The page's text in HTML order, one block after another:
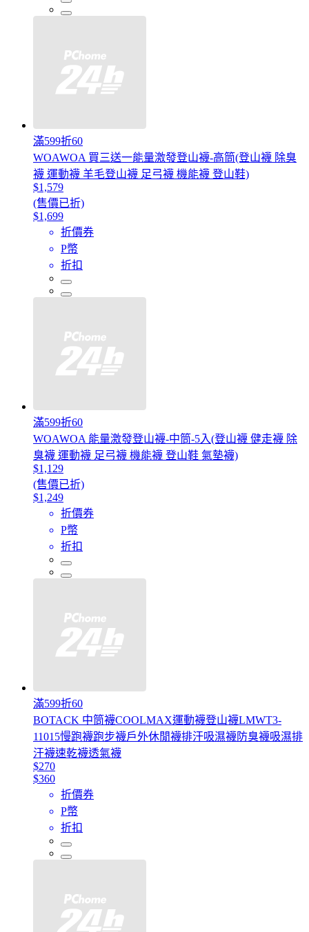
滿599折60
WOAWOA 買三送一能量激發登山襪-高筒(登山襪 除臭
襪 運動襪 羊毛登山襪 足弓襪 機能襪 登山鞋)
$1,579
(售價已折)
$1,699
折價券
P幣
折扣
滿599折60
WOAWOA 能量激發登山襪-中筒-5入(登山襪 健走襪 除
臭襪 運動襪 足弓襪 機能襪 登山鞋 氣墊襪)
$1,129
(售價已折)
$1,249
折價券
P幣
折扣
滿599折60
BOTACK 中筒襪COOLMAX運動襪登山襪LMWT3-
11015慢跑襪跑步襪戶外休閒襪排汗吸濕襪防臭襪吸濕排
汗襪速乾襪透氣襪
$270
$360
折價券
P幣
折扣